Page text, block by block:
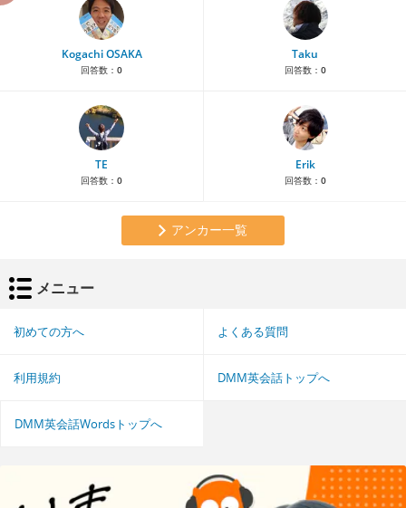
Kogachi OSAKA
回答数： 0
Taku
回答数： 0
TE
回答数： 0
Erik
回答数： 0
アンカー一覧
メニュー
初めての方へ よくある質問
利用規約 DMM英会話トップへ
DMM英会話Wordsトップへ